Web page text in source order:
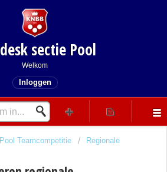
sectie Pool
Welkom
Inloggen
Pool Teamcompetitie
Regionale